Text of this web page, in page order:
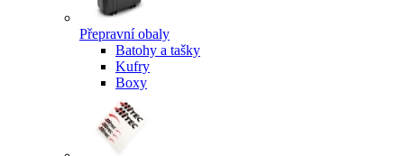
Přepravní obaly
Batohy a tašky
Kufry
Boxy